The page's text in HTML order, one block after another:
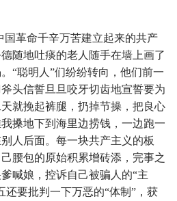
国革命千辛万苦建立起来的共产
随地吐痰的老人随手在墙上画了
“聪明人”们纷纷转向，他们前一
头信誓旦旦咬牙切齿地宣誓要为
就挽起裤腿，扔掉节操，把良心
搡地下到海里边捞钱，一边跑一
人后面。每一块共产主义的板
腰包的原始积累增砖添，完事之
喊娘，控诉自己被骗人的“主
还要批判一下万恶的“体制”，获